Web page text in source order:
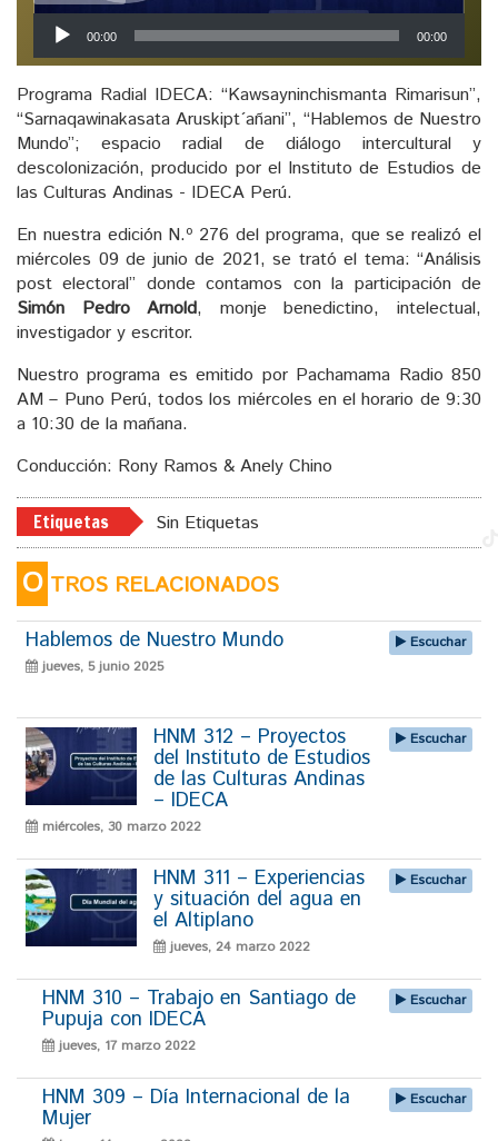
Reproductor
de
audio
00:00 00:00
Programa Radial IDECA: “Kawsayninchismanta Rimarisun”,
“Sarnaqawinakasata Aruskipt´añani”, “Hablemos de Nuestro
Mundo”; espacio radial de diálogo intercultural y
descolonización, producido por el Instituto de Estudios de
las Culturas Andinas - IDECA Perú.
En nuestra edición N.º 276 del programa, que se realizó el
miércoles 09 de junio de 2021, se trató el tema: “Análisis
post electoral” donde contamos con la participación de
Simón Pedro Arnold, monje benedictino, intelectual,
investigador y escritor.
Nuestro programa es emitido por Pachamama Radio 850
AM – Puno Perú, todos los miércoles en el horario de 9:30
a 10:30 de la mañana.
Conducción: Rony Ramos & Anely Chino
Etiquetas Sin Etiquetas
O TROS RELACIONADOS
Hablemos de Nuestro Mundo
jueves, 5 junio 2025
Escuchar
HNM 312 – Proyectos
del Instituto de Estudios
de las Culturas Andinas
– IDECA
miércoles, 30 marzo 2022
Escuchar
HNM 311 – Experiencias
y situación del agua en
el Altiplano
jueves, 24 marzo 2022
Escuchar
HNM 310 – Trabajo en Santiago de
Pupuja con IDECA
jueves, 17 marzo 2022
Escuchar
HNM 309 – Día Internacional de la
Mujer
Escuchar